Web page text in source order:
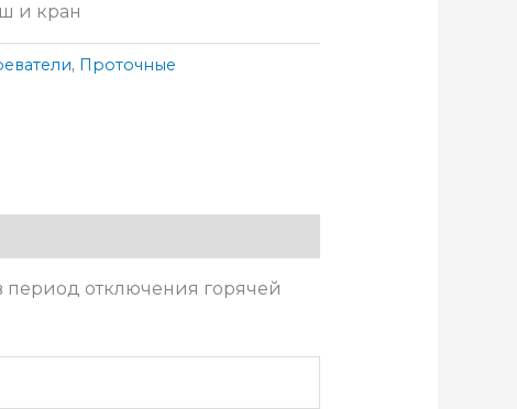
и кран
, Проточные
период отключения горячей